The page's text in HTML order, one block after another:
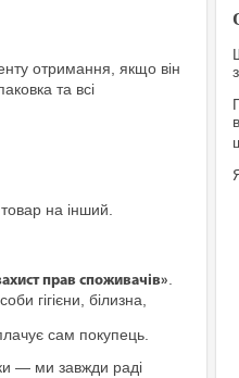
отримання, якщо він
та всі
на інший.
прав споживачів»
гігієни, білизна,
сам покупець.
— ми завжди раді